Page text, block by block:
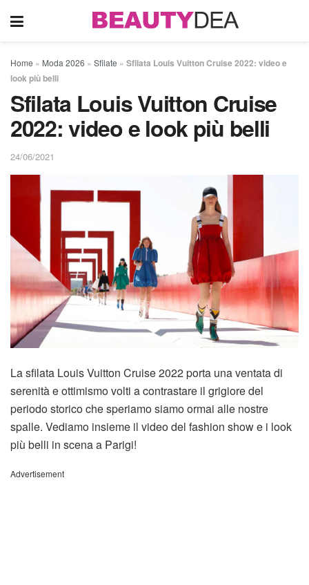
Home » Moda 2026 » Sfilate » Sfilata Louis Vuitton Cruise 2022: video e
look più belli
Sfilata Louis Vuitton Cruise
2022: video e look più belli
24/06/2021
La sfilata Louis Vuitton Cruise 2022 porta una ventata di
serenità e ottimismo volti a contrastare il grigiore del
periodo storico che speriamo siamo ormai alle nostre
spalle. Vediamo insieme il video del fashion show e i look
più belli in scena a Parigi!
Advertisement